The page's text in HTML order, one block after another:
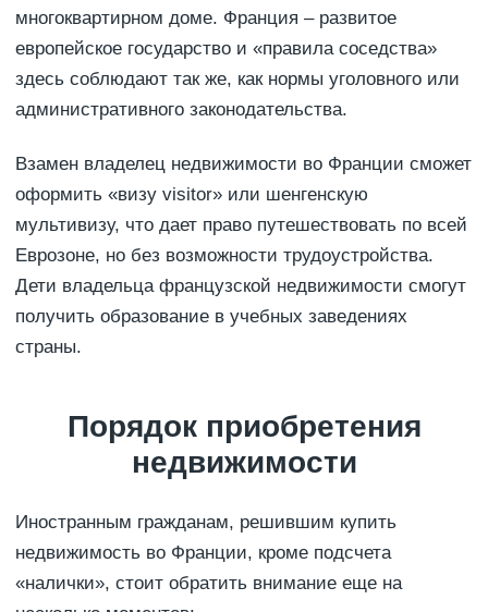
многоквартирном доме. Франция – развитое
европейское государство и «правила соседства»
здесь соблюдают так же, как нормы уголовного или
административного законодательства.
Взамен владелец недвижимости во Франции сможет
оформить «визу visitor» или шенгенскую
мультивизу, что дает право путешествовать по всей
Еврозоне, но без возможности трудоустройства.
Дети владельца французской недвижимости смогут
получить образование в учебных заведениях
страны.
Порядок приобретения
недвижимости
Иностранным гражданам, решившим купить
недвижимость во Франции, кроме подсчета
«налички», стоит обратить внимание еще на